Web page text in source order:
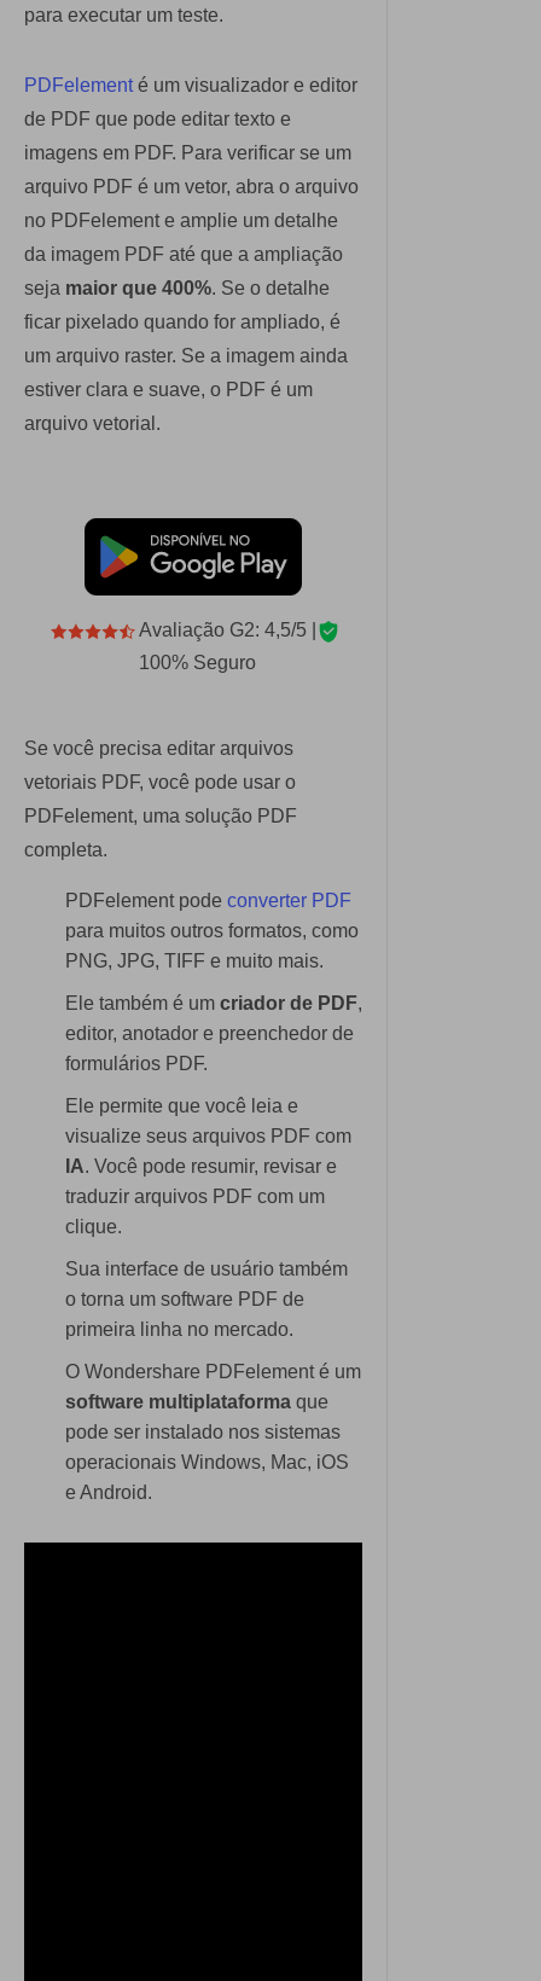
para executar um teste.
PDFelementé um visualizador e editor
de PDF que pode editar texto e
imagens em PDF. Para verificar se um
arquivo PDF é um vetor, abra o arquivo
no PDFelement e amplie um detalhe
da imagem PDF até que a ampliação
seja maior que 400%. Se o detalhe
ficar pixelado quando for ampliado, é
um arquivo raster. Se a imagem ainda
estiver clara e suave, o PDF é um
arquivo vetorial.
Avaliação G2: 4,5/5 |
100% Seguro
Se você precisa editar arquivos
vetoriais PDF, você pode usar o
PDFelement, uma solução PDF
completa.
PDFelement pode converter PDF
para muitos outros formatos, como
PNG, JPG, TIFF e muito mais.
Ele também é um criador de PDF,
editor, anotador e preenchedor de
formulários PDF.
Ele permite que você leia e
visualize seus arquivos PDF com
IA. Você pode resumir, revisar e
traduzir arquivos PDF com um
clique.
Sua interface de usuário também
o torna um software PDF de
primeira linha no mercado.
O Wondershare PDFelement é um
software multiplataforma que
pode ser instalado nos sistemas
operacionais Windows, Mac, iOS
e Android.